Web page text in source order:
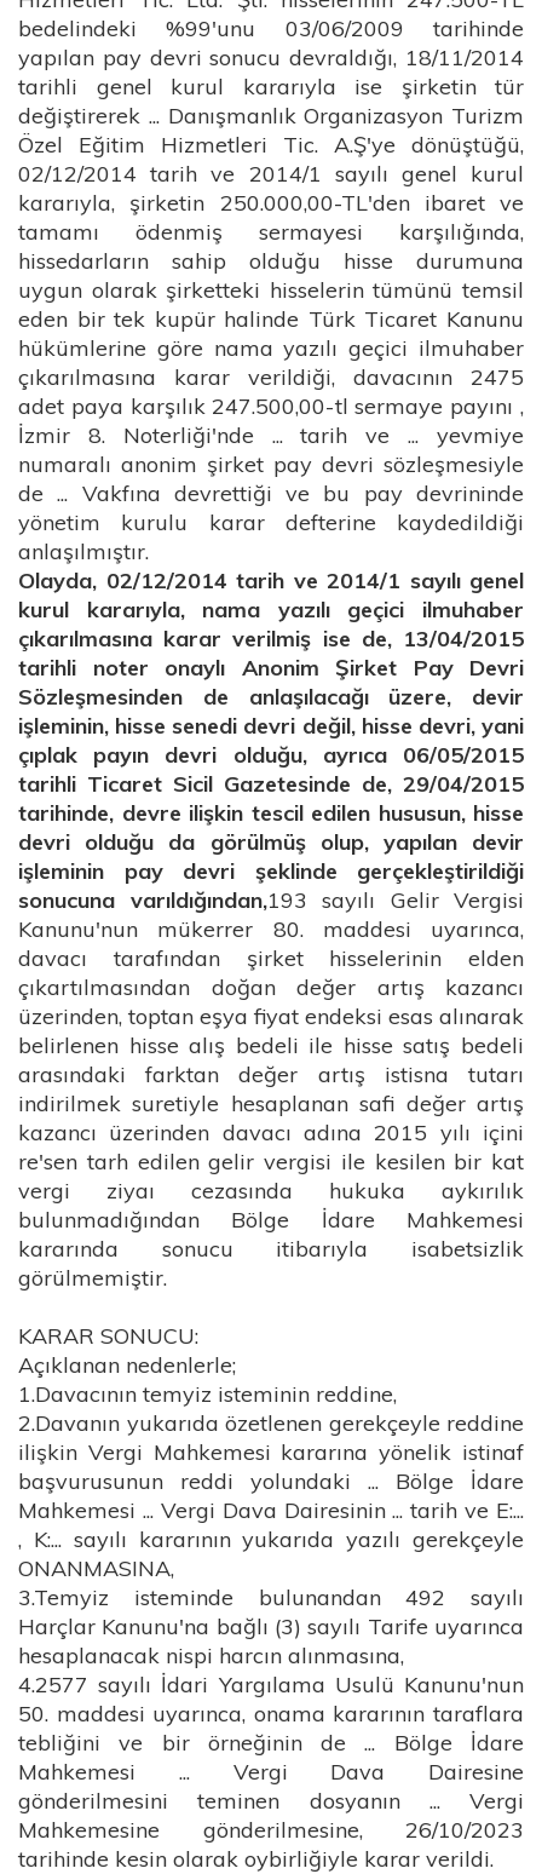
bedelindeki %99'unu 03/06/2009 tarihinde
yapılan pay devri sonucu devraldığı, 18/11/2014
tarihli genel kurul kararıyla ise şirketin tür
değiştirerek ... Danışmanlık Organizasyon Turizm
Özel Eğitim Hizmetleri Tic. A.Ş'ye dönüştüğü,
02/12/2014 tarih ve 2014/1 sayılı genel kurul
kararıyla, şirketin 250.000,00-TL'den ibaret ve
tamamı ödenmiş sermayesi karşılığında,
hissedarların sahip olduğu hisse durumuna
uygun olarak şirketteki hisselerin tümünü temsil
eden bir tek kupür halinde Türk Ticaret Kanunu
hükümlerine göre nama yazılı geçici ilmuhaber
çıkarılmasına karar verildiği, davacının 2475
adet paya karşılık 247.500,00-tl sermaye payını ,
İzmir 8. Noterliği'nde ... tarih ve ... yevmiye
numaralı anonim şirket pay devri sözleşmesiyle
de ... Vakfına devrettiği ve bu pay devrininde
yönetim kurulu karar defterine kaydedildiği
anlaşılmıştır.
Olayda, 02/12/2014 tarih ve 2014/1 sayılı genel
kurul kararıyla, nama yazılı geçici ilmuhaber
çıkarılmasına karar verilmiş ise de, 13/04/2015
tarihli noter onaylı Anonim Şirket Pay Devri
Sözleşmesinden de anlaşılacağı üzere, devir
işleminin, hisse senedi devri değil, hisse devri, yani
çıplak payın devri olduğu, ayrıca 06/05/2015
tarihli Ticaret Sicil Gazetesinde de, 29/04/2015
tarihinde, devre ilişkin tescil edilen hususun, hisse
devri olduğu da görülmüş olup, yapılan devir
işleminin pay devri şeklinde gerçekleştirildiği
sonucuna varıldığından,193 sayılı Gelir Vergisi
Kanunu'nun mükerrer 80. maddesi uyarınca,
davacı tarafından şirket hisselerinin elden
çıkartılmasından doğan değer artış kazancı
üzerinden, toptan eşya fiyat endeksi esas alınarak
belirlenen hisse alış bedeli ile hisse satış bedeli
arasındaki farktan değer artış istisna tutarı
indirilmek suretiyle hesaplanan safi değer artış
kazancı üzerinden davacı adına 2015 yılı içini
re'sen tarh edilen gelir vergisi ile kesilen bir kat
vergi ziyaı cezasında hukuka aykırılık
bulunmadığından Bölge İdare Mahkemesi
kararında sonucu itibarıyla isabetsizlik
görülmemiştir.
KARAR SONUCU:
Açıklanan nedenlerle;
1.Davacının temyiz isteminin reddine,
2.Davanın yukarıda özetlenen gerekçeyle reddine
ilişkin Vergi Mahkemesi kararına yönelik istinaf
başvurusunun reddi yolundaki ... Bölge İdare
Mahkemesi ... Vergi Dava Dairesinin ... tarih ve E:...
, K:... sayılı kararının yukarıda yazılı gerekçeyle
ONANMASINA,
3.Temyiz isteminde bulunandan 492 sayılı
Harçlar Kanunu'na bağlı (3) sayılı Tarife uyarınca
hesaplanacak nispi harcın alınmasına,
4.2577 sayılı İdari Yargılama Usulü Kanunu'nun
50. maddesi uyarınca, onama kararının taraflara
tebliğini ve bir örneğinin de ... Bölge İdare
Mahkemesi ... Vergi Dava Dairesine
gönderilmesini teminen dosyanın ... Vergi
Mahkemesine gönderilmesine, 26/10/2023
tarihinde kesin olarak oybirliğiyle karar verildi.